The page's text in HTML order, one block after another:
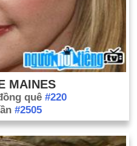
MAINES
quê #220
#2505